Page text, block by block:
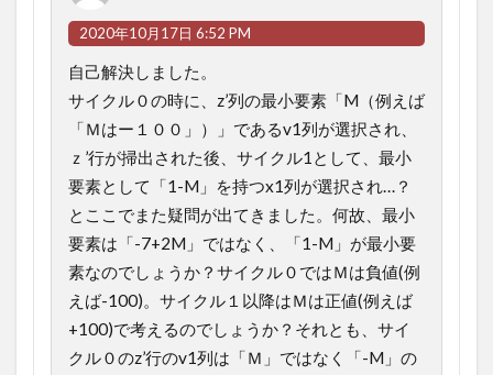
2020年10月17日 6:52 PM
自己解決しました。
サイクル０の時に、z’列の最小要素「M（例えば
「Ｍはー１００」）」であるv1列が選択され、
ｚ’行が掃出された後、サイクル1として、最小
要素として「1-M」を持つx1列が選択され…？
とここでまた疑問が出てきました。何故、最小
要素は「-7+2M」ではなく、「1-M」が最小要
素なのでしょうか？サイクル０ではＭは負値(例
えば-100)。サイクル１以降はＭは正値(例えば
+100)で考えるのでしょうか？それとも、サイ
クル０のz’行のv1列は「Ｍ」ではなく「-M」の